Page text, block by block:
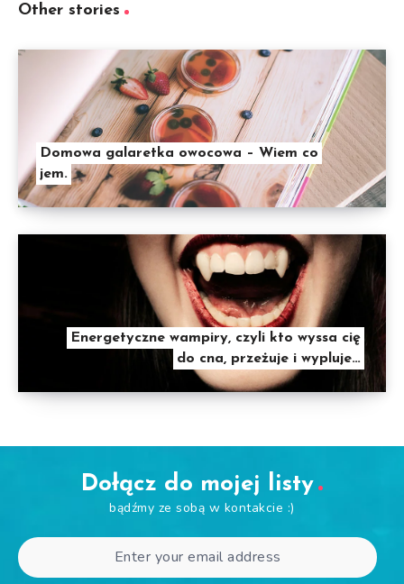
Other stories
Domowa galaretka owocowa – Wiem co
jem.
Energetyczne wampiry, czyli kto wyssa cię
do cna, przeżuje i wypluje…
Dołącz do mojej listy
bądźmy ze sobą w kontakcie :)